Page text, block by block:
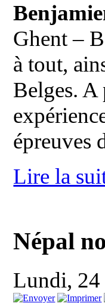
Ghent –
à tout,
Belges.
épreuves
Lire la
Népal
Lundi,